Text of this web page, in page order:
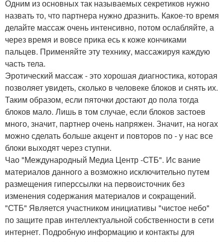
Одним из основных так называемых секретиков нужно
назвать то, что партнера нужно дразнить. Какое-то время
делайте массаж очень интенсивно, потом ослабляйте, а
через время и вовсе прика есь к коже кончиками
пальцев. Применяйте эту технику, массажируя каждую
часть тела.
Эротический массаж - это хорошая диагностика, которая
позволяет увидеть, сколько в человеке блоков и снять их.
Таким образом, если пяточки достают до пола тогда
блоков мало. Лишь в том случае, если блоков застоев
много, значит, партнер очень напряжен. Значит, на ногах
можно сделать больше акцент и повторов по - у нас все
блоки выходят через ступни.
Чао "Международный Медиа Центр -СТБ". Ис вание
материалов данного а возможно исключительно путем
размещения гиперссылки на первоисточник без
изменения содержания материалов и сокращений.
"СТБ" Является участником инициативы "чистое небо"
по защите прав интеллектуальной собственности в сети
интернет. Подробную информацию и контакты для